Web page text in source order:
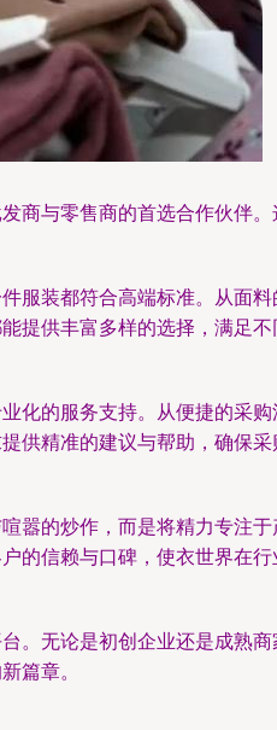
商与零售商的首选合作伙伴
服装都符合高端标准。从面
提供丰富多样的选择，满足
化的服务支持。从便捷的采
供精准的建议与帮助，确保
嚣的炒作，而是将精力专注
的信赖与口碑，使衣世界在
。无论是初创企业还是成熟
篇章。